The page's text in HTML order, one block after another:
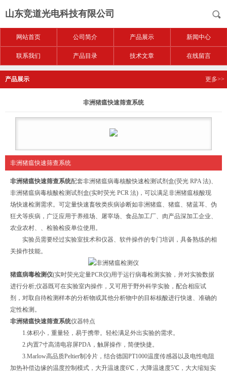
山东竞道光电科技有限公司
网站首页 公司简介 产品展示 新闻中心
联系我们 产品目录 技术文章 在线留言
产品展示 更多>>
非洲猪瘟快速筛查系统
非洲猪瘟快速筛查系统
非洲猪瘟快速筛查系统配套非洲猪瘟病毒核酸快速检测试剂盒(荧光 RPA 法)、
非洲猪瘟病毒核酸检测试剂盒(实时荧光 PCR 法)，可以满足非洲猪瘟核酸现
场快速检测需求。可定量快速畜牧类疾病诊断如非洲猪瘟、猪瘟、猪蓝耳、伪
狂犬等疾病，广泛应用于养殖场、屠宰场、食品加工厂、肉产品深加工企业、
农业农村、、检验检疫单位使用。
实验员需要经过实验室技术和仪器、软件操作的专门培训，具备熟练的相
关操作技能。
猪瘟病毒检测仪(实时荧光定量PCR仪)用于运行病毒检测实验，并对实验数据
进行分析;仪器既可在实验室内操作，又可用于野外科学实验，配合相应试
剂，对取自待检测样本的分析物或其他分析物中的目标核酸进行快速、准确的
定性检测。
非洲猪瘟快速筛查系统仪器特点
1.体积小，重量轻，易于携带。轻松满足外出实验的需求。
2.内置7寸高清电容屏PDA，触屏操作，简便快捷。
3.Marlow高品质Peltier制冷片，结合德国PT1000温度传感器以及电性电阻
加热补偿边缘的温度控制模式，大升温速度6℃，大降温速度5℃，大大缩短实